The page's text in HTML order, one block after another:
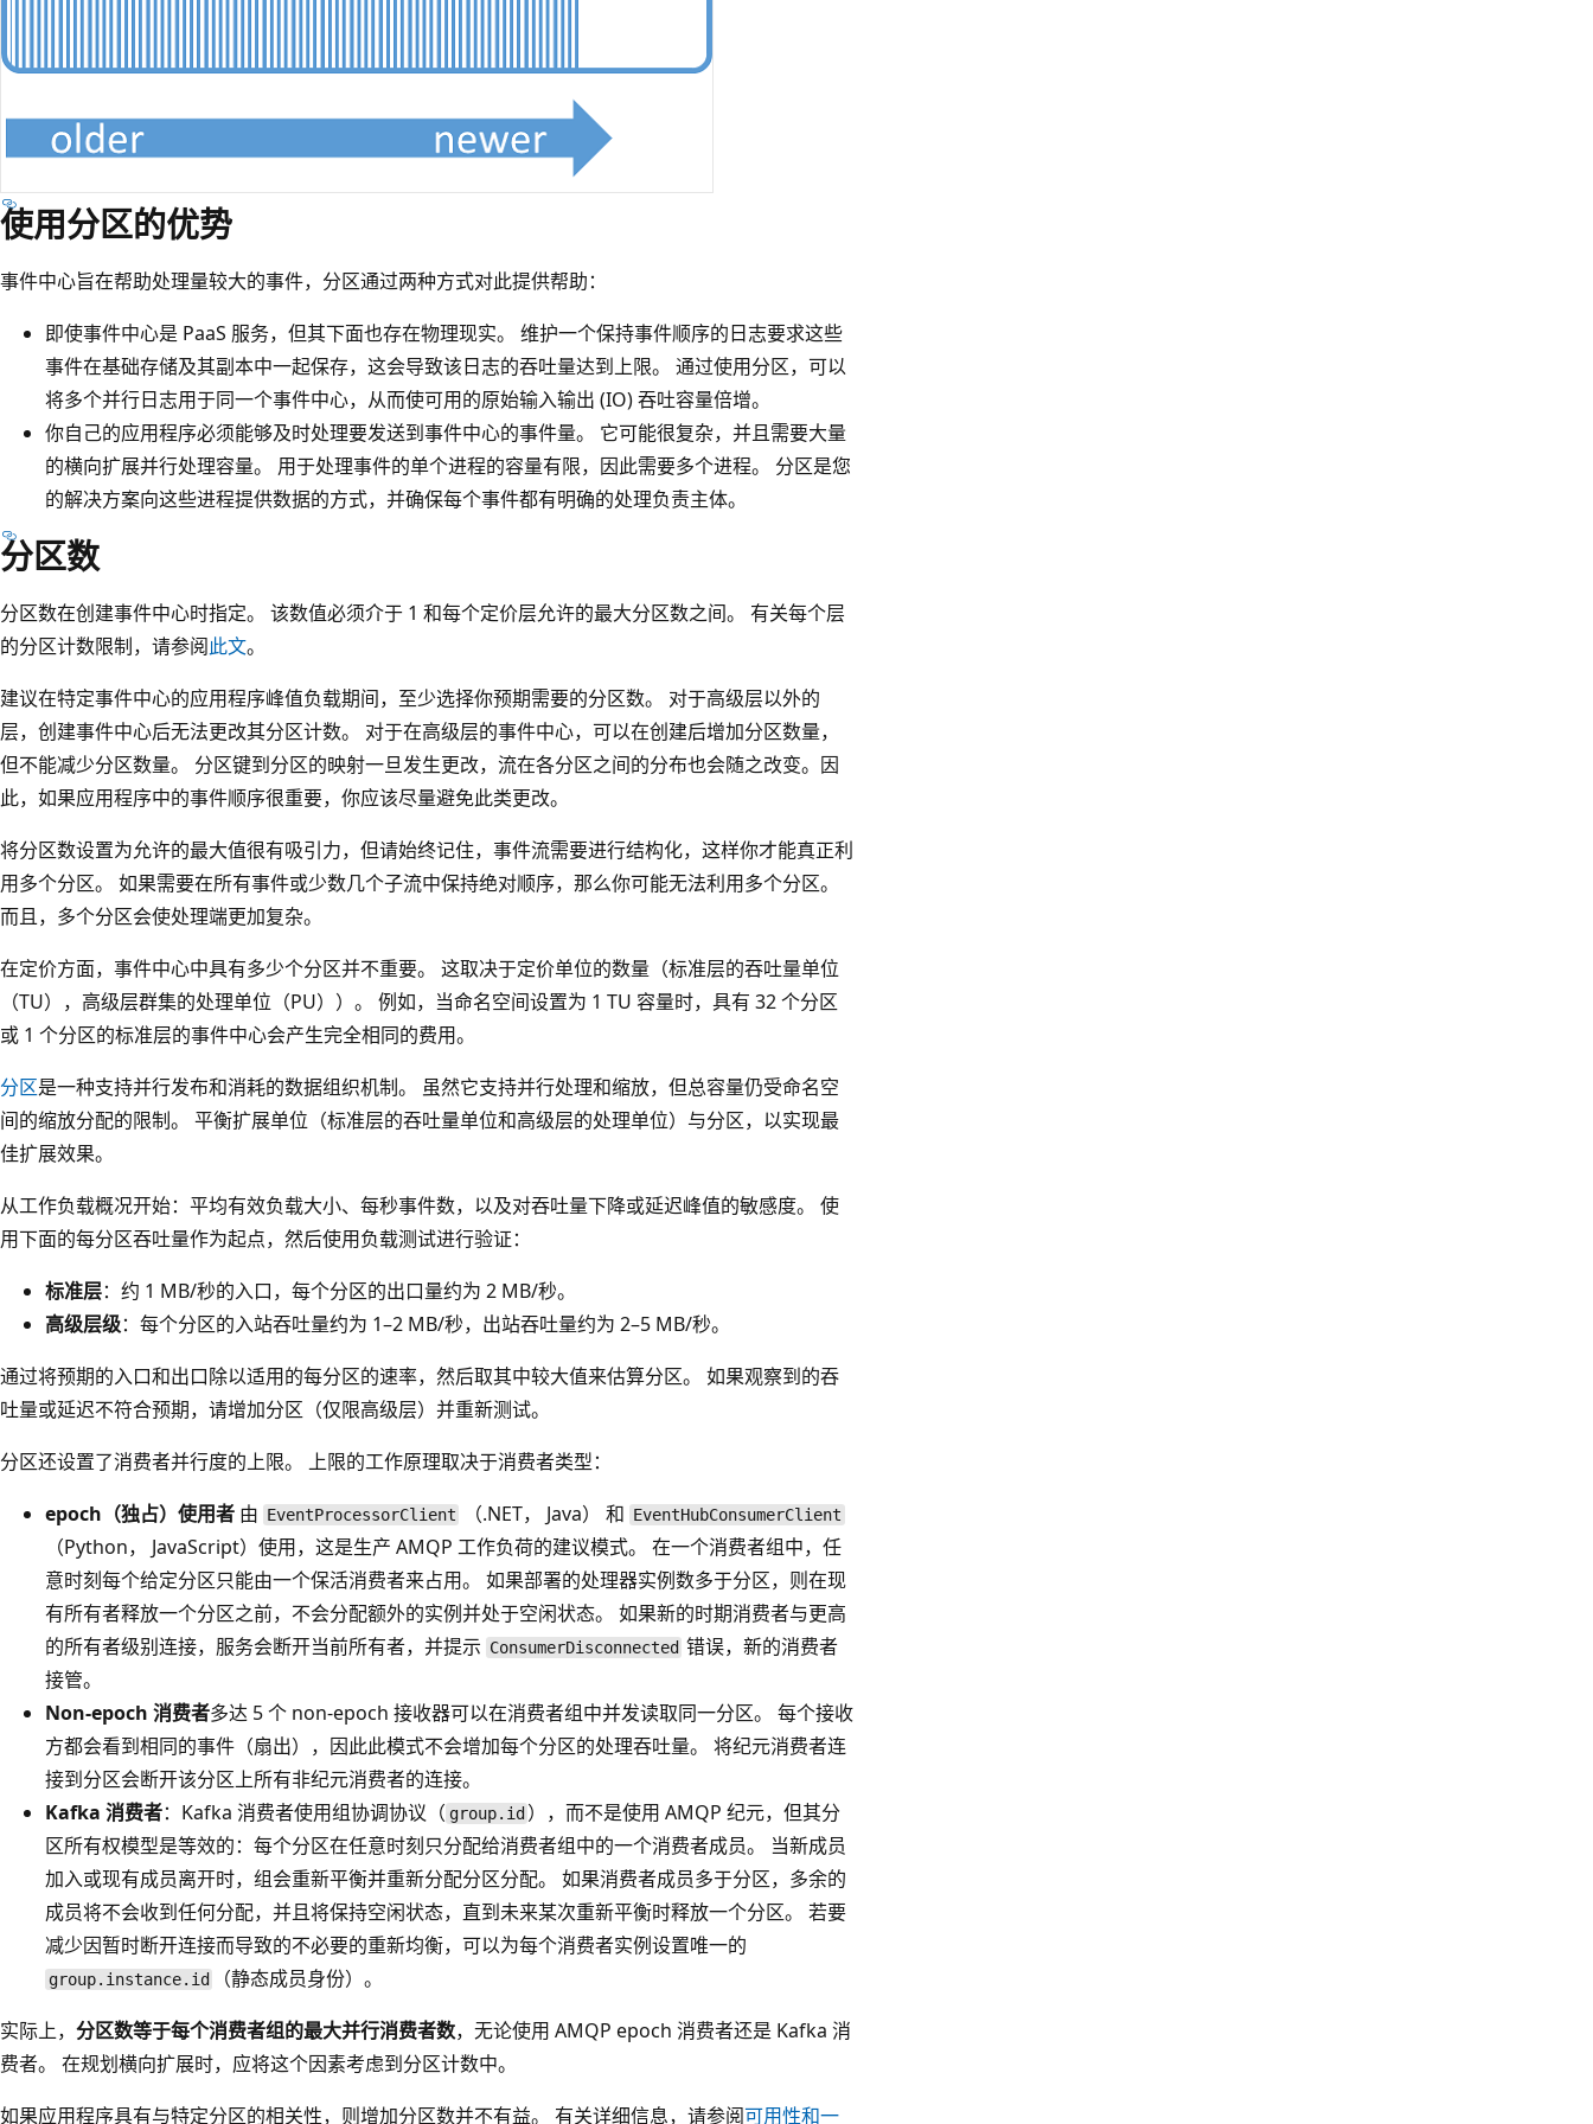
使用分区的优势
事件中心旨在帮助处理量较大的事件，分区通过两种方式对此提供帮助：
即使事件中心是 PaaS 服务，但其下面也存在物理现实。 维护一个保持事件顺序的日志要求这些
事件在基础存储及其副本中一起保存，这会导致该日志的吞吐量达到上限。 通过使用分区，可以
将多个并行日志用于同一个事件中心，从而使可用的原始输入输出 (IO) 吞吐容量倍增。
你自己的应用程序必须能够及时处理要发送到事件中心的事件量。 它可能很复杂，并且需要大量
的横向扩展并行处理容量。 用于处理事件的单个进程的容量有限，因此需要多个进程。 分区是您
的解决方案向这些进程提供数据的方式，并确保每个事件都有明确的处理负责主体。
分区数
分区数在创建事件中心时指定。 该数值必须介于 1 和每个定价层允许的最大分区数之间。 有关每个层
的分区计数限制，请参阅此文。
建议在特定事件中心的应用程序峰值负载期间，至少选择你预期需要的分区数。 对于高级层以外的
层，创建事件中心后无法更改其分区计数。 对于在高级层的事件中心，可以在创建后增加分区数量，
但不能减少分区数量。 分区键到分区的映射一旦发生更改，流在各分区之间的分布也会随之改变。因
此，如果应用程序中的事件顺序很重要，你应该尽量避免此类更改。
将分区数设置为允许的最大值很有吸引力，但请始终记住，事件流需要进行结构化，这样你才能真正利
用多个分区。 如果需要在所有事件或少数几个子流中保持绝对顺序，那么你可能无法利用多个分区。
而且，多个分区会使处理端更加复杂。
在定价方面，事件中心中具有多少个分区并不重要。 这取决于定价单位的数量（标准层的吞吐量单位
（TU） ，高级层群集的处理单位（PU））。 例如，当命名空间设置为 1 TU 容量时，具有 32 个分区
或 1 个分区的标准层的事件中心会产生完全相同的费用。
分区是一种支持并行发布和消耗的数据组织机制。 虽然它支持并行处理和缩放，但总容量仍受命名空
间的缩放分配的限制。 平衡扩展单位（标准层的吞吐量单位和高级层的处理单位）与分区，以实现最
佳扩展效果。
从工作负载概况开始：平均有效负载大小、每秒事件数，以及对吞吐量下降或延迟峰值的敏感度。 使
用下面的每分区吞吐量作为起点，然后使用负载测试进行验证：
标准层：约 1 MB/秒的入口，每个分区的出口量约为 2 MB/秒。
高级层级：每个分区的入站吞吐量约为 1–2 MB/秒，出站吞吐量约为 2–5 MB/秒。
通过将预期的入口和出口除以适用的每分区的速率，然后取其中较大值来估算分区。 如果观察到的吞
吐量或延迟不符合预期，请增加分区（仅限高级层）并重新测试。
分区还设置了消费者并行度的上限。 上限的工作原理取决于消费者类型：
epoch（独占）使用者 由 EventProcessorClient （.NET， Java） 和 EventHubConsumerClient
（Python， JavaScript）使用，这是生产 AMQP 工作负荷的建议模式。 在一个消费者组中，任
意时刻每个给定分区只能由一个保活消费者来占用。 如果部署的处理器实例数多于分区，则在现
有所有者释放一个分区之前，不会分配额外的实例并处于空闲状态。 如果新的时期消费者与更高
的所有者级别连接，服务会断开当前所有者，并提示 ConsumerDisconnected 错误，新的消费者
接管。
Non-epoch 消费者多达 5 个 non-epoch 接收器可以在消费者组中并发读取同一分区。 每个接收
方都会看到相同的事件（扇出），因此此模式不会增加每个分区的处理吞吐量。 将纪元消费者连
接到分区会断开该分区上所有非纪元消费者的连接。
Kafka 消费者：Kafka 消费者使用组协调协议（ group.id ），而不是使用 AMQP 纪元，但其分
区所有权模型是等效的：每个分区在任意时刻只分配给消费者组中的一个消费者成员。 当新成员
加入或现有成员离开时，组会重新平衡并重新分配分区分配。 如果消费者成员多于分区，多余的
成员将不会收到任何分配，并且将保持空闲状态，直到未来某次重新平衡时释放一个分区。 若要
减少因暂时断开连接而导致的不必要的重新均衡，可以为每个消费者实例设置唯一的
group.instance.id
（静态成员身份）。
实际上， 分区数等于每个消费者组的最大并行消费者数，无论使用 AMQP epoch 消费者还是 Kafka 消
费者。 在规划横向扩展时，应将这个因素考虑到分区计数中。
如果应用程序具有与特定分区的相关性，则增加分区数并不有益。 有关详细信息，请参阅可用性和一